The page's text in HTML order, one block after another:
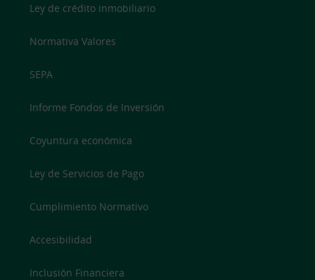
Ley de crédito inmobiliario
Normativa Valores
SEPA
Informe Fondos de Inversión
Coyuntura económica
Ley de Servicios de Pago
Cumplimiento Normativo
Accesibilidad
Inclusión Financiera